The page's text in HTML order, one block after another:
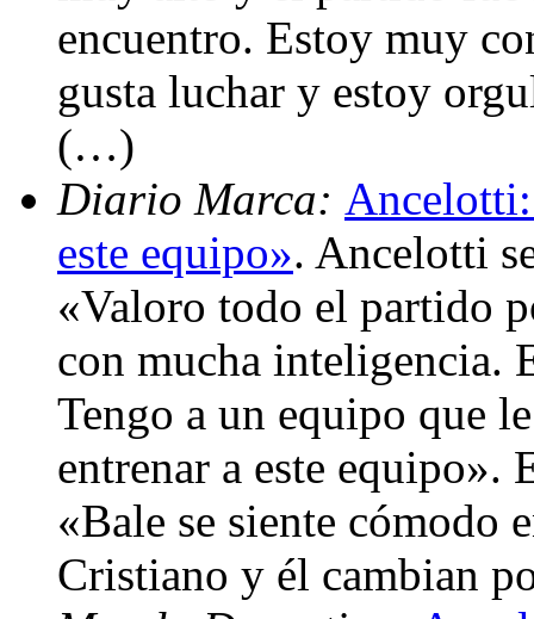
encuentro. Estoy muy
gusta luchar y estoy
(…)
Diario Marca:
este equipo». Ancelotti
«Valoro todo el partido
con mucha inteligencia.
Tengo a un equipo que
entrenar a este
«Bale se siente cómodo
Cristiano y él cambian